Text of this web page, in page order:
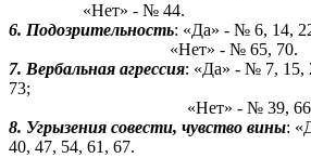
«Нет» - № 44.
6. Подозрительность: «Да» - № 6, 14,
«Нет» - № 65, 70.
7. Вербальная агрессия: «Да» - № 7, 15,
73;
«Нет» - № 39, 66,
8. Угрызения совести, чувство вины:
40, 47, 54, 61, 67.